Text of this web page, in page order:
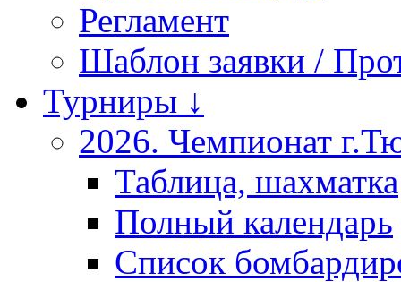
Регламент
Шаблон заявки /
Турниры ↓
2026. Чемпионат
Таблица, шахматка
Полный календарь
Список